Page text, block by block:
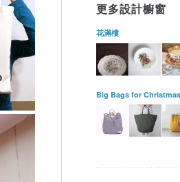
更多設計櫥窗
花滿樓
Big Bags for